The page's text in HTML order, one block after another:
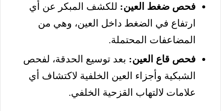
فحص ضغط العين: للكشف المبكر عن أي
ارتفاع في الضغط داخل العين، وهي من
المضاعفات المحتملة.
فحص قاع العين: بعد توسيع الحدقة، لفحص
الشبكية وأجزاء العين الخلفية لاكتشاف أي
علامات لالتهاب القزحية الخلفي.